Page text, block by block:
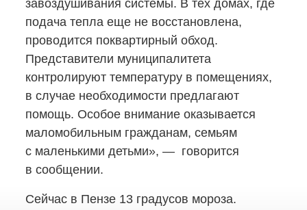
завоздушивания системы. В тех домах, где
подача тепла еще не восстановлена,
проводится поквартирный обход.
Представители муниципалитета
контролируют температуру в помещениях,
в случае необходимости предлагают
помощь. Особое внимание оказывается
маломобильным гражданам, семьям
с маленькими детьми», — говорится
в сообщении.
Сейчас в Пензе 13 градусов мороза.